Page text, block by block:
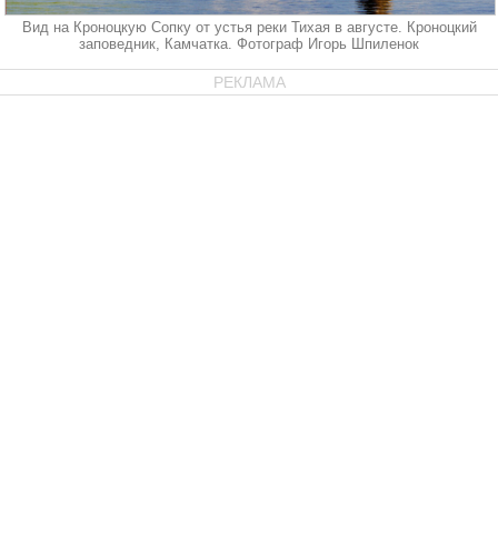
Вид на Кроноцкую Сопку от устья реки Тихая в августе. Кроноцкий
заповедник, Камчатка. Фотограф Игорь Шпиленок
РЕКЛАМА